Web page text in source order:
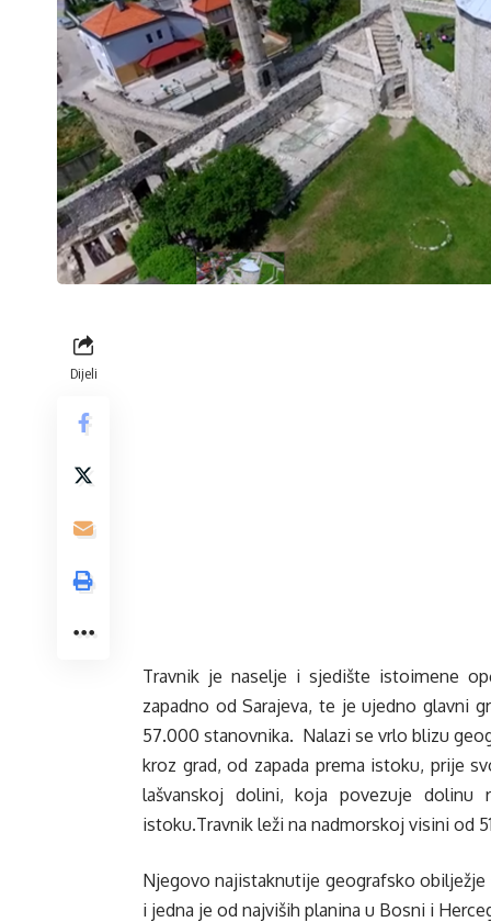
Dijeli
Travnik je naselje i sjedište istoimene
zapadno od Sarajeva, te je ujedno glavni
57.000 stanovnika. Nalazi se vrlo blizu
kroz grad, od zapada prema istoku, prije
lašvanskoj dolini, koja povezuje
istoku.Travnik leži na nadmorskoj visini od
Njegovo najistaknutije geografsko
i jedna je od najviših planina u Bosni i